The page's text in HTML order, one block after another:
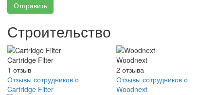
Отправить
Строительство
Cartridge Filter
1 отзыв
Отзывы сотрудников о
Cartridge Filter
Woodnext
2 отзыва
Отзывы сотрудников о
Woodnext